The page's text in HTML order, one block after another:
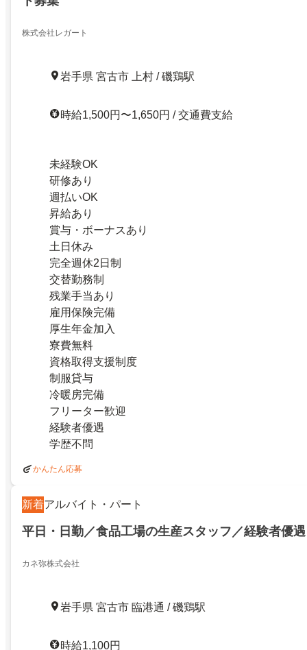
株式会社レガート
岩手県 宮古市 上村 / 磯鶏駅
時給1,500円〜1,650円 / 交通費支給
未経験OK
研修あり
週払いOK
昇給あり
賞与・ボーナスあり
土日休み
完全週休2日制
交替勤務制
残業手当あり
雇用保険完備
厚生年金加入
寮費無料
資格取得支援制度
制服貸与
冷暖房完備
フリーター歓迎
経験者優遇
学歴不問
かんたん応募
新着アルバイト・パート
平日・日勤／食品工場の生産スタッフ／経験者優遇
カネ弥株式会社
岩手県 宮古市 臨港通 / 磯鶏駅
時給1,100円